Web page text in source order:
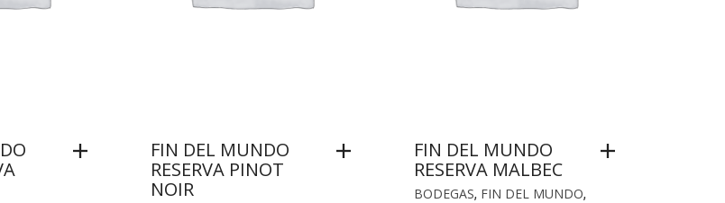
FIN DEL MUNDO
RESERVA PINOT
NOIR
FIN DEL MUNDO
RESERVA MALBEC
BODEGAS, FIN DEL MUNDO,